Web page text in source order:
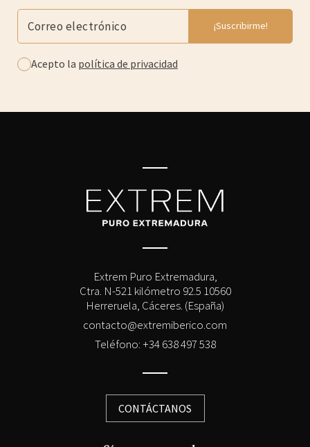
Acepto la política de privacidad
Extrem Puro Extremadura,
Ctra. N-521 kilómetro 92.5 10560
Herreruela, Cáceres. (España)
contacto@extremiberico.com
Teléfono: +34 638 497 538
CONTÁCTANOS